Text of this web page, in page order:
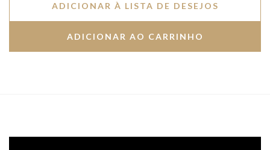
ADICIONAR À LISTA DE DESEJOS